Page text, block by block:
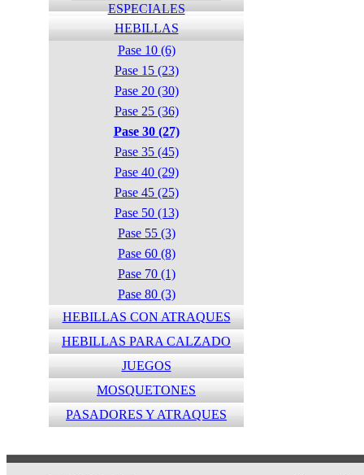
ESPECIALES
HEBILLAS
Pase 10 (6)
Pase 15 (23)
Pase 20 (30)
Pase 25 (36)
Pase 30 (27)
Pase 35 (45)
Pase 40 (29)
Pase 45 (25)
Pase 50 (13)
Pase 55 (3)
Pase 60 (8)
Pase 70 (1)
Pase 80 (3)
HEBILLAS CON ATRAQUES
HEBILLAS PARA CALZADO
JUEGOS
MOSQUETONES
PASADORES Y ATRAQUES